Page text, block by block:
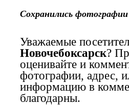
Сохранились
Уважаемые
Новочебоксарск?
оценивайте и
фотографии, адрес,
информацию в
благодарны.